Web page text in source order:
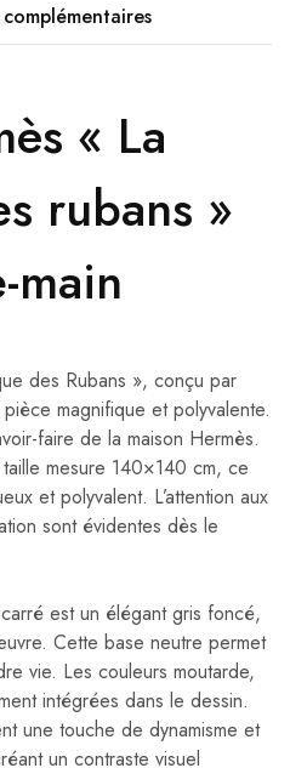
« La
rubans »
main
des Rubans », conçu par
magnifique et polyvalente.
faire de la maison Hermès.
mesure 140×140 cm, ce
et polyvalent. L’attention aux
sont évidentes dès le
est un élégant gris foncé,
Cette base neutre permet
vie. Les couleurs moutarde,
intégrées dans le dessin.
une touche de dynamisme et
un contraste visuel